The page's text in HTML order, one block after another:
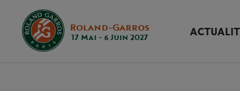
Roland-Garros
17 Mai - 6 Juin 2027